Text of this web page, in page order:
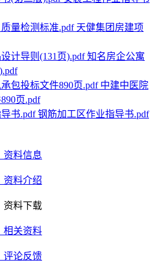
天健集团房建项
知名房企公寓
中建中医院
页.pdf
钢筋加工区作业指导书.pdf
资料信息
资料介绍
资料下载
相关资料
评论反馈